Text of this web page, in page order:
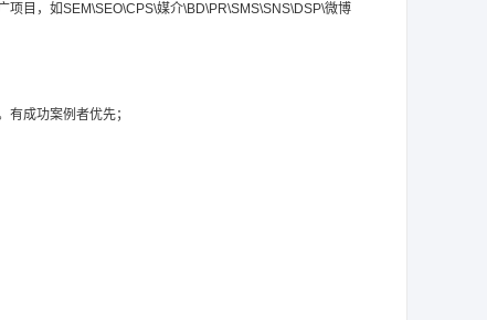
目，如SEM\SEO\CPS\媒介\BD\PR\SMS\SNS\DSP\微博
成功案例者优先；